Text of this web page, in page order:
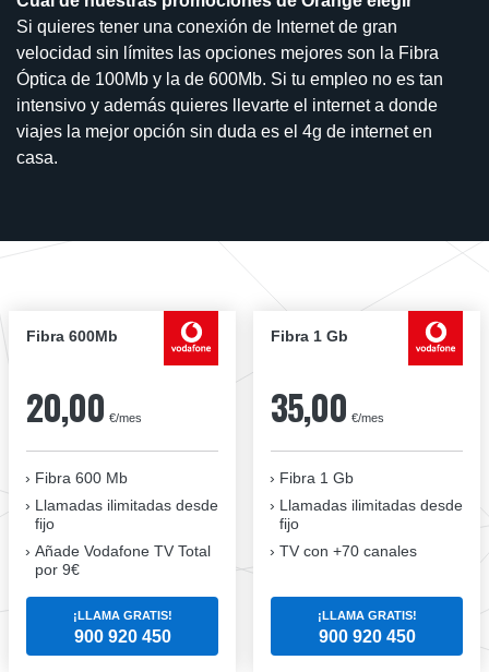
Si quieres tener una conexión de Internet de gran
velocidad sin límites las opciones mejores son la Fibra
Óptica de 100Mb y la de 600Mb. Si tu empleo no es tan
intensivo y además quieres llevarte el internet a donde
viajes la mejor opción sin duda es el 4g de internet en
casa.
Fibra 600Mb
20,00 €/mes
Fibra 600 Mb
Llamadas ilimitadas desde
fijo
Añade Vodafone TV Total
por 9€
¡LLAMA GRATIS!
900 920 450
Fibra 1 Gb
35,00 €/mes
Fibra 1 Gb
Llamadas ilimitadas desde
fijo
TV con +70 canales
¡LLAMA GRATIS!
900 920 450